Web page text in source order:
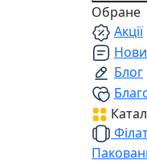
Обране
Акції
Блог